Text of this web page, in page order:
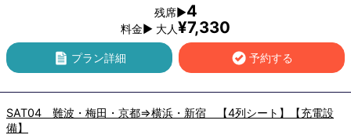
残席▶4
料金▶ 大人¥7,330
プラン詳細 予約する
SAT04 難波・梅田・京都⇒横浜・新宿 【4列シート】【充電設
備】